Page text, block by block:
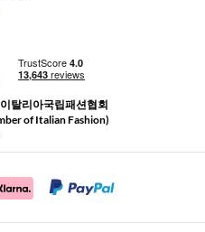
이탈리아국립패션협회
of Italian Fashion)